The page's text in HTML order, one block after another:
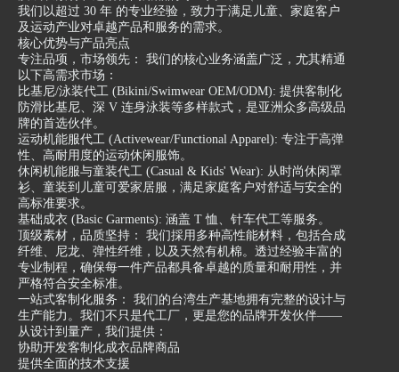
我们以超过 30 年 的专业经验，致力于满足儿童、家庭客户
及运动产业对卓越产品和服务的需求。
核心优势与产品亮点
专注品项，市场领先： 我们的核心业务涵盖广泛，尤其精通
以下高需求市场：
比基尼/泳装代工 (Bikini/Swimwear OEM/ODM): 提供客制化
防滑比基尼、深 V 连身泳装等多样款式，是亚洲众多高级品
牌的首选伙伴。
运动机能服代工 (Activewear/Functional Apparel): 专注于高弹
性、高耐用度的运动休闲服饰。
休闲机能服与童装代工 (Casual & Kids' Wear): 从时尚休闲罩
衫、童装到儿童可爱家居服，满足家庭客户对舒适与安全的
高标准要求。
基础成衣 (Basic Garments): 涵盖 T 恤、针车代工等服务。
顶级素材，品质坚持： 我们採用多种高性能材料，包括合成
纤维、尼龙、弹性纤维，以及天然有机棉。透过经验丰富的
专业制程，确保每一件产品都具备卓越的质量和耐用性，并
严格符合安全标准。
一站式客制化服务： 我们的台湾生产基地拥有完整的设计与
生产能力。我们不只是代工厂，更是您的品牌开发伙伴——
从设计到量产，我们提供：
协助开发客制化成衣品牌商品
提供全面的技术支援